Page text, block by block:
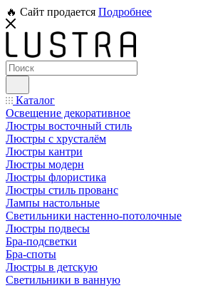
🔥 Сайт продается Подробнее
Каталог
Освещение декоративное
Люстры восточный стиль
Люстры с хрусталём
Люстры кантри
Люстры модерн
Люстры флористика
Люстры стиль прованс
Лампы настольные
Светильники настенно-потолочные
Люстры подвесы
Бра-подсветки
Бра-споты
Люстры в детскую
Светильники в ванную